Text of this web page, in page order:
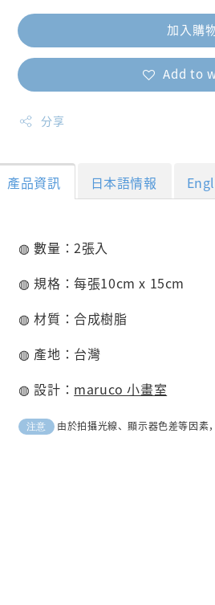
加入購
Add to
分享
產品資訊 日本語情報
◍ 數量：2張入
◍ 規格：每張10cm x 15cm
◍ 材質：合成樹脂
◍ 產地：台灣
◍ 設計： maruco 小畫室
注意 由於拍攝光線、顯示器色差等因素